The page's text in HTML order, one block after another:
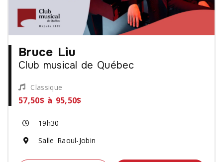
Bruce Liu
Club musical de Québec
Classique
57,50$ à 95,50$
19h30
Salle Raoul-Jobin